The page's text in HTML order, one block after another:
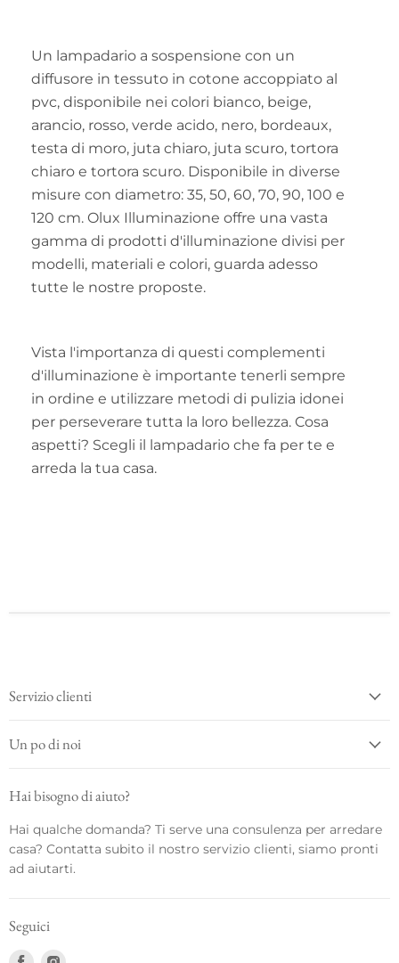
Un lampadario a sospensione con un
diffusore in tessuto in cotone accoppiato al
pvc, disponibile nei colori bianco, beige,
arancio, rosso, verde acido, nero, bordeaux,
testa di moro, juta chiaro, juta scuro, tortora
chiaro e tortora scuro. Disponibile in diverse
misure con diametro: 35, 50, 60, 70, 90, 100 e
120 cm. Olux Illuminazione offre una vasta
gamma di prodotti d'illuminazione divisi per
modelli, materiali e colori, guarda adesso
tutte le nostre proposte.
Vista l'importanza di questi complementi
d'illuminazione è importante tenerli sempre
in ordine e utilizzare metodi di pulizia idonei
per perseverare tutta la loro bellezza. Cosa
aspetti? Scegli il lampadario che fa per te e
arreda la tua casa.
Servizio clienti
Un po di noi
Hai bisogno di aiuto?
Hai qualche domanda? Ti serve una consulenza per arredare
casa? Contatta subito il nostro servizio clienti, siamo pronti
ad aiutarti.
Seguici
Trovaci